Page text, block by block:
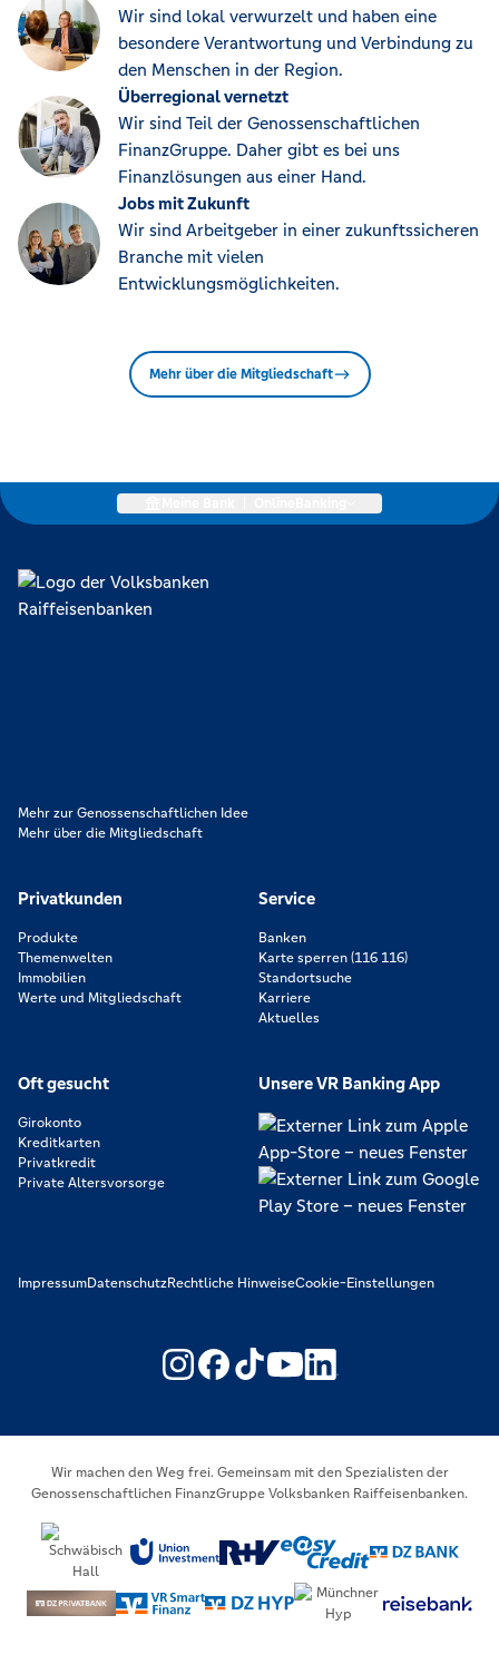
Wir sind lokal verwurzelt und haben eine
besondere Verantwortung und Verbindung zu
den Menschen in der Region.
Überregional vernetzt
Wir sind Teil der Genossenschaftlichen
FinanzGruppe. Daher gibt es bei uns
Finanzlösungen aus einer Hand.
Jobs mit Zukunft
Wir sind Arbeitgeber in einer zukunftssicheren
Branche mit vielen
Entwicklungsmöglichkeiten.
Mehr über die Mitgliedschaft
Mehr zur Genossenschaftlichen Idee
Mehr über die Mitgliedschaft
Privatkunden
Produkte
Themenwelten
Immobilien
Werte und Mitgliedschaft
Service
Banken
Karte sperren (116 116)
Standortsuche
Karriere
Aktuelles
Oft gesucht
Girokonto
Kreditkarten
Privatkredit
Private Altersvorsorge
Unsere VR Banking App
ImpressumDatenschutzRechtliche HinweiseCookie-Einstellungen
https://www.youtube.com/
https://
Wir machen den Weg frei. Gemeinsam mit den Spezialisten der
Genossenschaftlichen FinanzGruppe Volksbanken Raiffeisenbanken.